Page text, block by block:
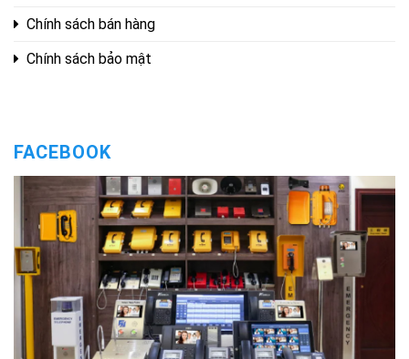
Chính sách bán hàng
Chính sách bảo mật
FACEBOOK